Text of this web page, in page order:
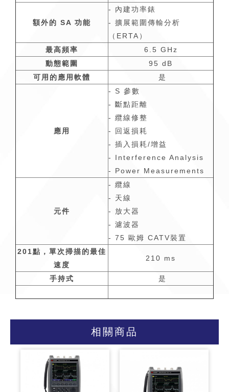
額外的 SA 功能
- 內建功率錶
- 擴展範圍傳輸分析
（ERTA）
最高頻率
6.5 GHz
動態範圍
95 dB
可用的應用軟體
是
應用
- S 參數
- 斷點距離
- 纜線修整
- 回返損耗
- 插入損耗/增益
- Interference Analysis
- Power Measurements
元件
- 纜線
- 天線
- 放大器
- 濾波器
- 75 歐姆 CATV裝置
201點，單次掃描的最佳
速度
210 ms
手持式 是
相關商品